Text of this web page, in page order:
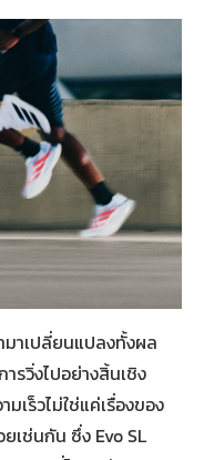
มาเปลี่ยนแปลงทั้งผล
รวิ่งไปอย่างสิ้นเชิง
มเร็วไม่ใช่แค่เรื่องของ
เช่นกัน ซึ่ง Evo SL